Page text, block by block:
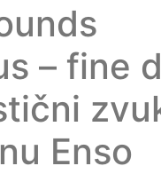
– fine
Enso